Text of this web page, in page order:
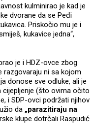
kulminirao je kad je
dvorane da se Peđi
Priskočio mu je i
kukavice jedna“,
je i HDZ-ovce zbog
ni sa kojom
donose sve odluke, ali je
(što ovima očito
i SDP-ovci podržati njihov
da „parazitiraju na
klupe dotrčali Raspudić